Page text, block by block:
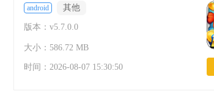
android 其他
版本：v5.7.0.0
大小：586.72 MB
时间： 2026-08-07 15:30:50